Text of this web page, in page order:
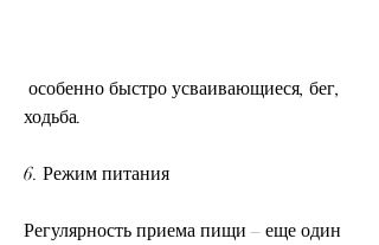
ходьба.
6. Режим питания
Регулярность приема пищи – еще один